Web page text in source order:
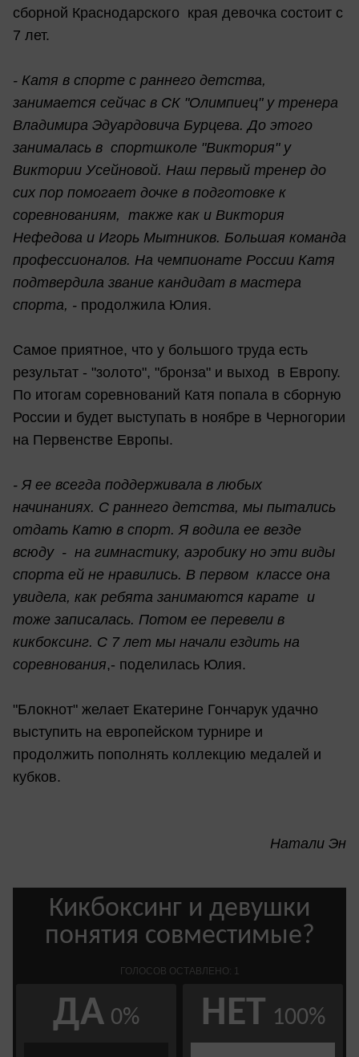
сборной Краснодарского края девочка состоит с
7 лет.
- Катя в спорте с раннего детства,
занимается сейчас в СК "Олимпиец" у тренера
Владимира Эдуардовича Бурцева. До этого
занималась в спортшколе "Виктория" у
Виктории Усейновой. Наш первый тренер до
сих пор помогает дочке в подготовке к
соревнованиям, также как и Виктория
Нефедова и Игорь Мытников. Большая команда
профессионалов. На чемпионате России Катя
подтвердила звание кандидат в мастера
спорта, - продолжила Юлия.
Самое приятное, что у большого труда есть
результат - "золото", "бронза" и выход в Европу.
По итогам соревнований Катя попала в сборную
России и будет выступать в ноябре в Черногории
на Первенстве Европы.
- Я ее всегда поддерживала в любых
начинаниях. С раннего детства, мы пытались
отдать Катю в спорт. Я водила ее везде
всюду - на гимнастику, аэробику но эти виды
спорта ей не нравились. В первом классе она
увидела, как ребята занимаются карате и
тоже записалась. Потом ее перевели в
кикбоксинг. С 7 лет мы начали ездить на
соревнования,- поделилась Юлия.
"Блокнот" желает Екатерине Гончарук удачно
выступить на европейском турнире и
продолжить пополнять коллекцию медалей и
кубков.
Натали Эн